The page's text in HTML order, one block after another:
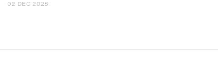
02 DEC 2025